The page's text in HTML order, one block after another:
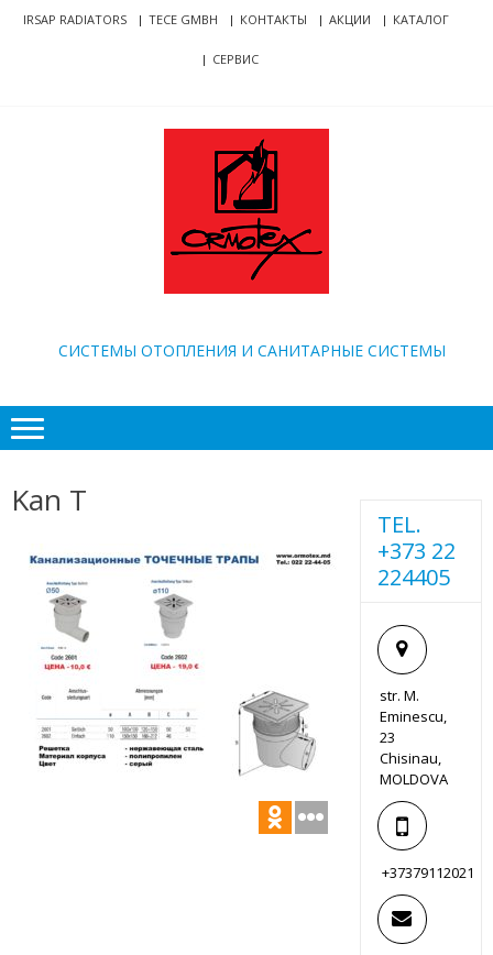
Skip
SkipIRSAP RADIATORS TECE GMBH КОНТАКТЫ АКЦИИ КАТАЛОГ
СЕРВИС
CИСТЕМЫ ОТОПЛЕНИЯ И САНИТАРНЫЕ СИСТЕМЫ
Kan T
TEL.
+373 22
224405
str. M.
Eminescu,
23
Chisinau,
MOLDOVA
+37379112021